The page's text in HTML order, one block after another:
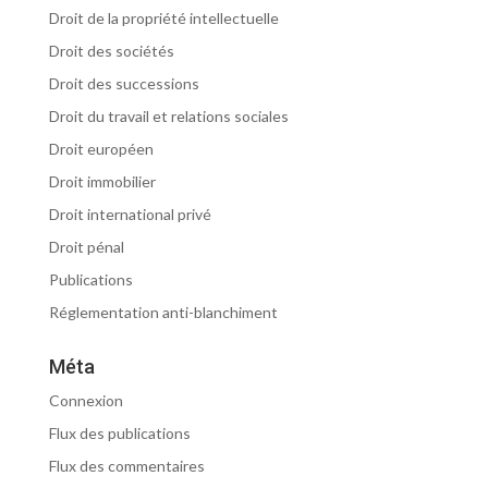
Droit de la propriété intellectuelle
Droit des sociétés
Droit des successions
Droit du travail et relations sociales
Droit européen
Droit immobilier
Droit international privé
Droit pénal
Publications
Réglementation anti-blanchiment
Méta
Connexion
Flux des publications
Flux des commentaires